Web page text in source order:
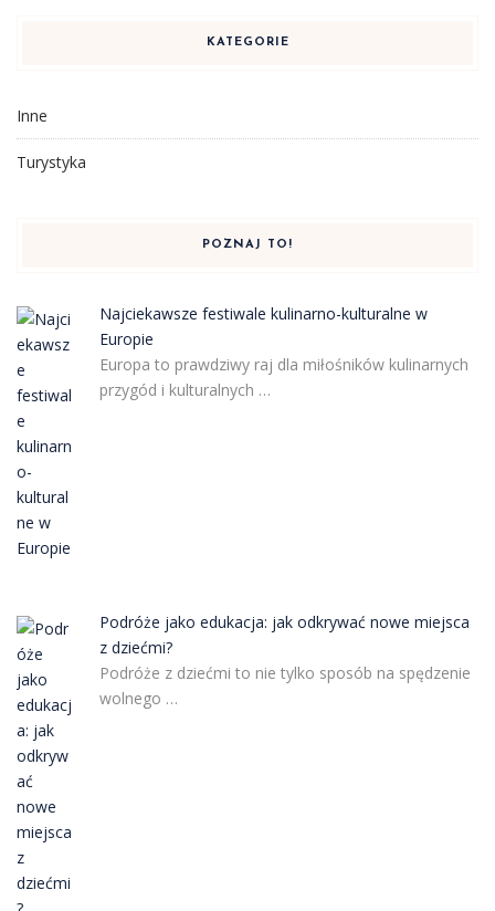
KATEGORIE
Inne
Turystyka
POZNAJ TO!
Najciekawsze festiwale kulinarno-kulturalne w
Europie
Europa to prawdziwy raj dla miłośników kulinarnych
przygód i kulturalnych …
Podróże jako edukacja: jak odkrywać nowe miejsca
z dziećmi?
Podróże z dziećmi to nie tylko sposób na spędzenie
wolnego …